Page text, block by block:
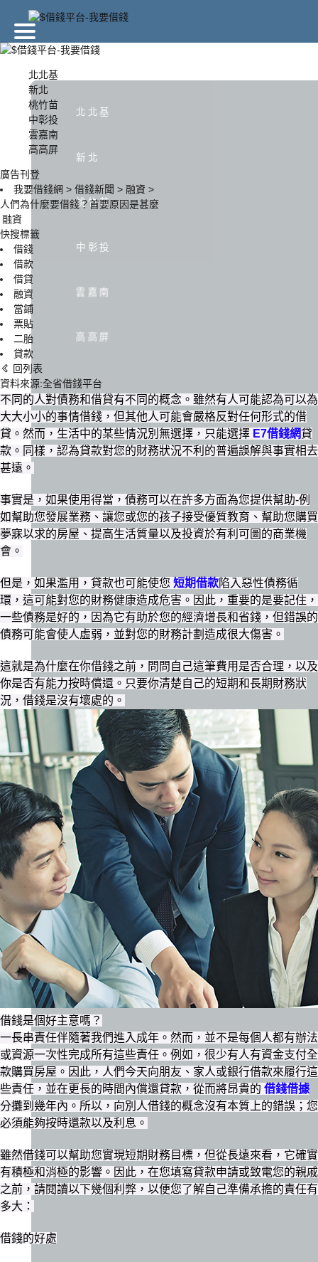
北北基
新北
桃竹苗
中彰投
雲嘉南
高高屏
北北基
新北
桃竹苗
中彰投
雲嘉南
高高屏
廣告刊登
我要借錢網 > 借錢新聞 > 融資 >
人們為什麼要借錢？首要原因是甚麼
融資
快搜標籤
借錢
借款
借貸
融資
當鋪
票貼
二胎
貸款
回列表
資料來源:全省借錢平台
不同的人對債務和借貸有不同的概念。雖然有人可能認為可以為
大大小小的事情借錢，但其他人可能會嚴格反對任何形式的借
貸。然而，生活中的某些情況別無選擇，只能選擇 E7借錢網貸
款。同樣，認為貸款對您的財務狀況不利的普遍誤解與事實相去
甚遠。
事實是，如果使用得當，債務可以在許多方面為您提供幫助-例
如幫助您發展業務、讓您或您的孩子接受優質教育、幫助您購買
夢寐以求的房屋、提高生活質量以及投資於有利可圖的商業機
會。
但是，如果濫用，貸款也可能使您 短期借款陷入惡性債務循
環，這可能對您的財務健康造成危害。因此，重要的是要記住，
一些債務是好的，因為它有助於您的經濟增長和省錢，但錯誤的
債務可能會使人虛弱，並對您的財務計劃造成很大傷害。
這就是為什麼在你借錢之前，問問自己這筆費用是否合理，以及
你是否有能力按時償還。只要你清楚自己的短期和長期財務狀
況，借錢是沒有壞處的。
借錢是個好主意嗎？
一長串責任伴隨著我們進入成年。然而，並不是每個人都有辦法
或資源一次性完成所有這些責任。例如，很少有人有資金支付全
款購買房屋。因此，人們今天向朋友、家人或銀行借款來履行這
些責任，並在更長的時間內償還貸款，從而將昂貴的 借錢借據
分攤到幾年內。所以，向別人借錢的概念沒有本質上的錯誤；您
必須能夠按時還款以及利息。
雖然借錢可以幫助您實現短期財務目標，但從長遠來看，它確實
有積極和消極的影響。因此，在您填寫貸款申請或致電您的親戚
之前，請閱讀以下幾個利弊，以便您了解自己準備承擔的責任有
多大：
借錢的好處
北北基
中彰投